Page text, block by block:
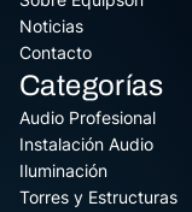
Noticias
Contacto
Categorías
Audio Profesional
Instalación Audio
Iluminación
Torres y Estructuras